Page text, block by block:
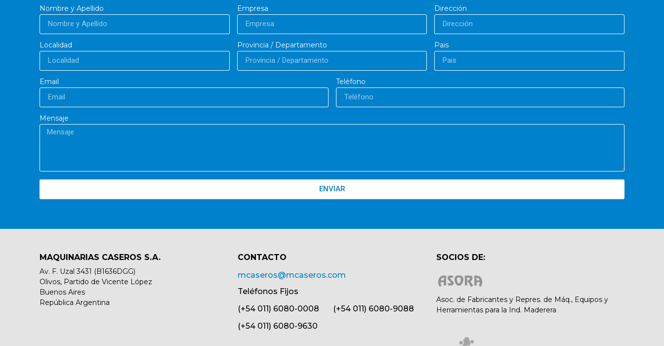
Nombre y Apellido Empresa Dirección
Localidad Provincia / Departamento Pais
Email Teléfono
Mensaje
ENVIAR
MAQUINARIAS CASEROS S.A.
Av. F. Uzal 3431 (B1636DGG)
Olivos, Partido de Vicente López
Buenos Aires
República Argentina
CONTACTO​
mcaseros@mcaseros.com
Teléfonos Fijos
(+54 011) 6080-0008 (+54 011) 6080-9088
(+54 011) 6080-9630
SOCIOS DE:
Asoc. de Fabricantes y Repres. de Máq., Equipos y
Herramientas para la Ind. Maderera